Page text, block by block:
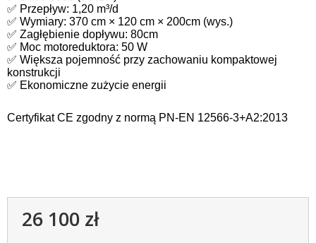
✅ Przepływ: 1,20 m³/d
✅ Wymiary: 370 cm × 120 cm × 200cm (wys.)
✅ Zagłębienie dopływu: 80cm
✅ Moc motoreduktora: 50 W
✅ Większa pojemność przy zachowaniu kompaktowej
konstrukcji
✅ Ekonomiczne zużycie energii
Certyfikat CE zgodny z normą PN-EN 12566-3+A2:2013
26 100 zł